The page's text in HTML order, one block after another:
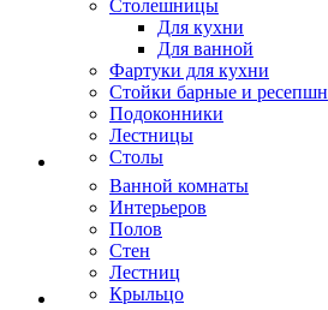
Столешницы
Для кухни
Для ванной
Фартуки для кухни
Стойки барные и ресепшн
Подоконники
Лестницы
Столы
Ванной комнаты
Интерьеров
Полов
Стен
Лестниц
Крыльцо